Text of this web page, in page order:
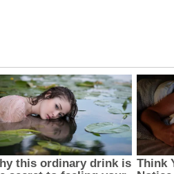
З'явилося відео